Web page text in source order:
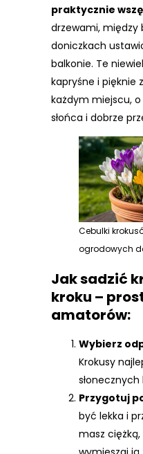
praktycznie
drzewami, między
doniczkach
balkonie. Te
kapryśne i pięknie
każdym miejscu,
słońca i dobrze
Cebulki
ogrodowych
Jak sadzić
kroku –
amatorów:
Wybierz
Krokusy
Przygotuj
być lekka i
masz